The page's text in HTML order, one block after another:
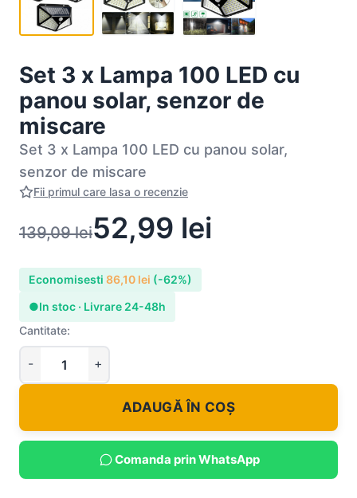
Set 3 x Lampa 100 LED cu
panou solar, senzor de
miscare
Set 3 x Lampa 100 LED cu panou solar,
senzor de miscare
Fii primul care lasa o recenzie
139,09lei52,99 lei
Economisesti 86,10 lei (-62%)
●In stoc · Livrare 24-48h
Cantitate:
ADAUGĂ ÎN COȘ
Comanda prin WhatsApp